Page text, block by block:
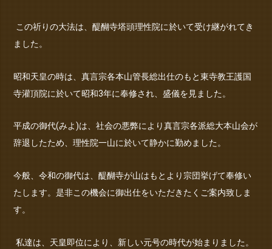
この祈りの大法は、醍醐寺塔頭理性院に於いて受け継がれてき
ました。
昭和天皇の時は、真言宗各本山管長総出仕のもと東寺教王護国
寺灌頂院に於いて昭和3年に奉修され、盛儀を見ました。
平成の御代(みよ)は、社会の悪弊により真言宗各派総大本山会が
辞退したため、理性院一山に於いて静かに勤めました。
今般、令和の御代は、醍醐寺が山はもとより宗団挙げて奉修い
たします。是非この機会に御出仕をいただきたくご案内致しま
す。
私達は、天皇即位により、新しい元号の時代が始まりました。